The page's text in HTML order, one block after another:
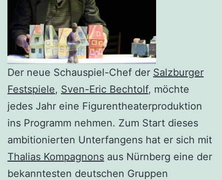
Der neue Schauspiel-Chef der Salzburger
Festspiele, Sven-Eric Bechtolf, möchte
jedes Jahr eine Figurentheaterproduktion
ins Programm nehmen. Zum Start dieses
ambitionierten Unterfangens hat er sich mit
Thalias Kompagnons aus Nürnberg eine der
bekanntesten deutschen Gruppen